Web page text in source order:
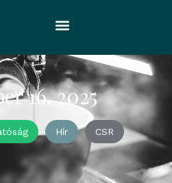
16, 2025
Hír CSR